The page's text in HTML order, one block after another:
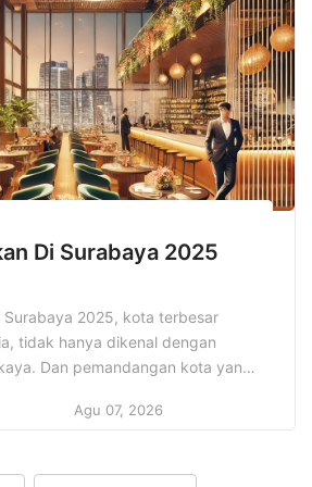
Pengenalan teknologi baru tidak
kenyamanan dan efisiensi, […]
Di Surabaya 2025
Surabaya 2025, kota terbesar
tidak hanya dikenal dengan
Dan pemandangan kota yang
2025, Surabaya semakin
Agu 07, 2026